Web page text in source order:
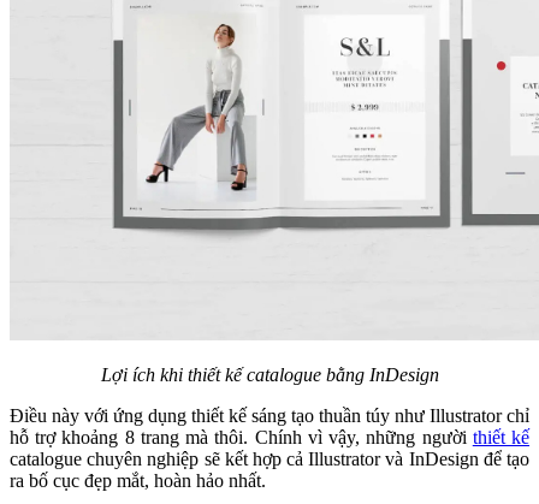
Lợi ích khi thiết kế catalogue bằng InDesign
Điều này với ứng dụng thiết kế sáng tạo thuần túy như Illustrator chỉ
hỗ trợ khoảng 8 trang mà thôi. Chính vì vậy, những người thiết kế
catalogue chuyên nghiệp sẽ kết hợp cả Illustrator và InDesign để tạo
ra bố cục đẹp mắt, hoàn hảo nhất.